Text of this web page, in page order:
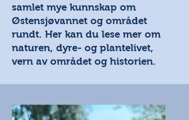
samlet mye kunnskap om
Østensjøvannet og området
rundt. Her kan du lese mer om
naturen, dyre- og plantelivet,
vern av området og historien.